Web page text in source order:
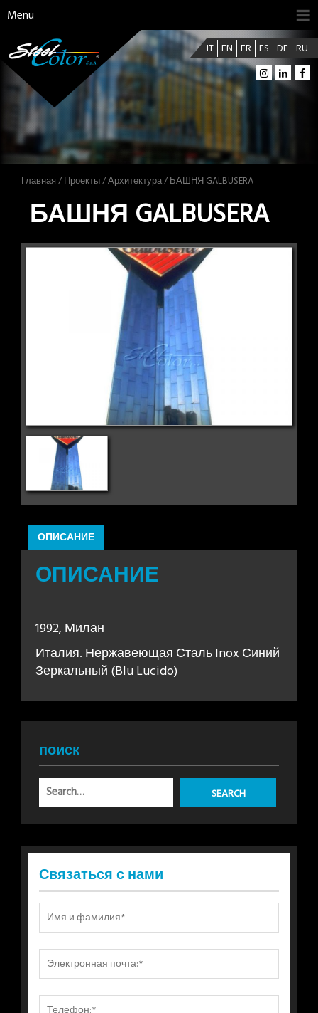
Menu
IT EN FR ES DE RU
Главная /Проекты/Архитектура/ БАШНЯ GALBUSERA
БАШНЯ GALBUSERA
ОПИСАНИЕ
ОПИСАНИЕ
1992, Милан
Италия. Нержавеющая Сталь Inox Синий
Зеркальный (Blu Lucido)
поиск
Связаться с нами